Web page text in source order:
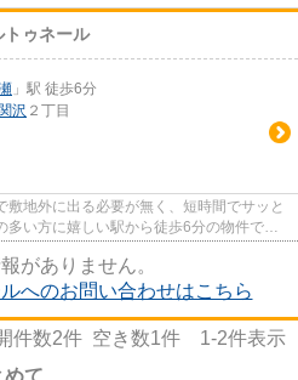
ゥネール
」駅 徒歩6分
関沢 ２丁目
地外に出る必要が無く、短時間でサッと
多い方に嬉しい駅から徒歩6分の物件で
がありません。
へのお問い合わせはこちら
件数2件 空き数1件 1-2件表示
めて